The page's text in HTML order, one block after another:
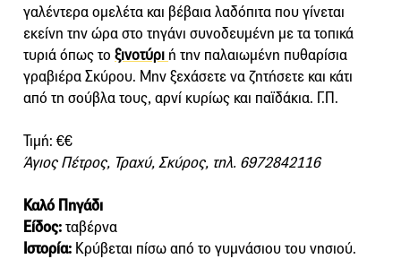
γαλέντερα ομελέτα και βέβαια λαδόπιτα που γίνεται
εκείνη την ώρα στο τηγάνι συνοδευμένη με τα τοπικά
τυριά όπως το ξινοτύρι ή την παλαιωμένη πυθαρίσια
γραβιέρα Σκύρου. Μην ξεχάσετε να ζητήσετε και κάτι
από τη σούβλα τους, αρνί κυρίως και παϊδάκια. Γ.Π.
Τιμή: €€
Άγιος Πέτρος, Τραχύ, Σκύρος, τηλ. 6972842116
Καλό Πηγάδι
Είδος:ταβέρνα
Ιστορία: Κρύβεται πίσω από το γυμνάσιου του νησιού.